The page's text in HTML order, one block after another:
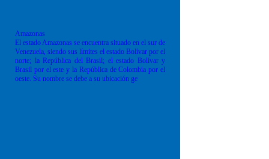
Amazonas
El estado Amazonas se encuentra situado en el sur de
Venezuela, siendo sus límites el estado Bolívar por el
norte; la República del Brasil; el estado Bolívar y
Brasil por el este y la República de Colombia por el
oeste. Su nombre se debe a su ubicación ge